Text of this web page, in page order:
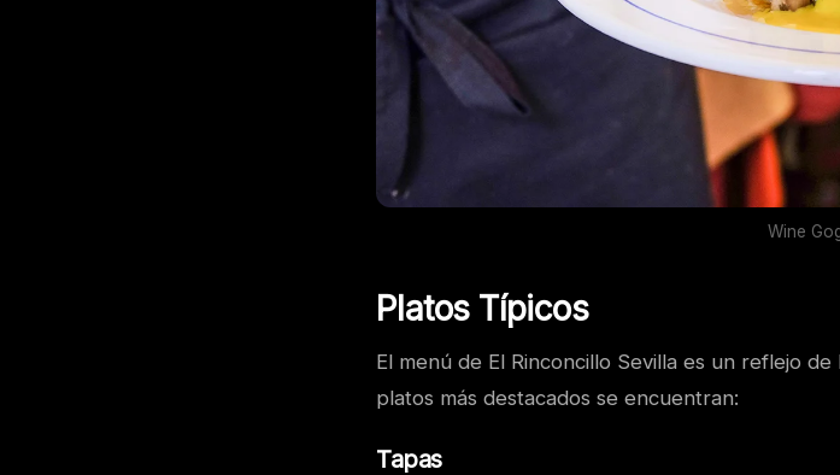
Wine
Platos Típicos
El menú de El Rinconcillo Sevilla es un reflejo
platos más destacados se encuentran:
Tapas